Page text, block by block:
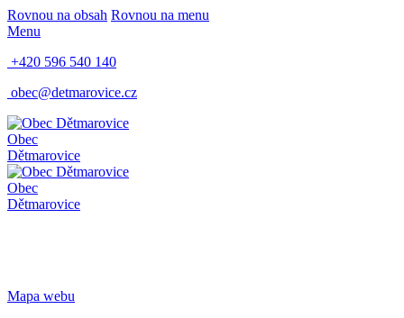
Rovnou na obsah Rovnou na menu
Menu
+420 596 540 140
obec@detmarovice.cz
Obec
Dětmarovice
Obec
Dětmarovice
Mapa webu